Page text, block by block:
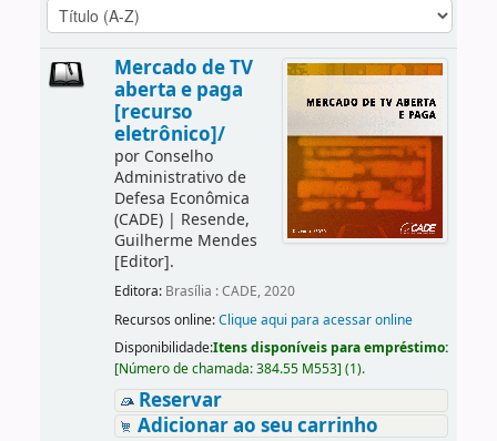
Mercado de TV
aberta e paga
[recurso
eletrônico]/
por Conselho
Administrativo de
Defesa Econômica
(CADE)| Resende,
Guilherme Mendes
[Editor].
Editora: Brasília : CADE, 2020
Recursos online:Clique aqui para acessar online
Disponibilidade:Itens disponíveis para empréstimo:
[Número de chamada:384.55 M553] (1).
Reservar
Adicionar ao seu carrinho